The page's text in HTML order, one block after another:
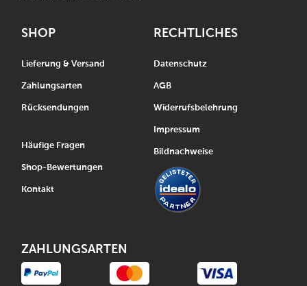
SHOP
Lieferung & Versand
Zahlungsarten
Rücksendungen
Häufige Fragen
Shop-Bewertungen
Kontakt
RECHTLICHES
Datenschutz
AGB
Widerrufsbelehrung
Impressum
Bildnachweise
ZAHLUNGSARTEN